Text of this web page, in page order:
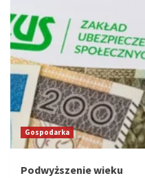
Gospodarka
Podwyższenie wieku